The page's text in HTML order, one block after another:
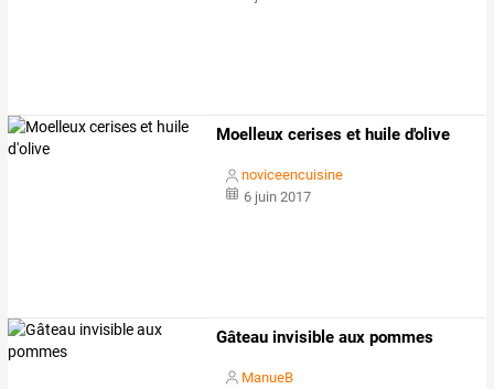
Moelleux cerises et huile d'olive
noviceencuisine
6 juin 2017
Gâteau invisible aux pommes
ManueB